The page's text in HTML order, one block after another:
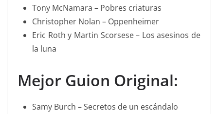
Tony McNamara – Pobres criaturas
Christopher Nolan – Oppenheimer
Eric Roth y Martin Scorsese – Los asesinos de
la luna
Mejor Guion Original:
Samy Burch – Secretos de un escándalo